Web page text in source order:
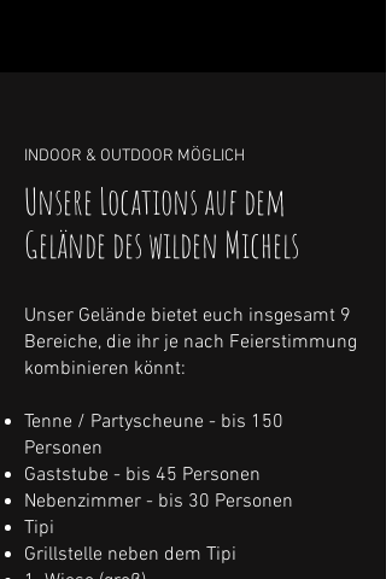
INDOOR & OUTDOOR MÖGLICH
Unsere Locations auf dem
Gelände des wilden Michels
Unser Gelände bietet euch insgesamt 9
Bereiche, die ihr je nach Feierstimmung
kombinieren könnt:
Tenne / Partyscheune - bis 150
Personen
Gaststube - bis 45 Personen
Nebenzimmer - bis 30 Personen
Tipi
Grillstelle neben dem Tipi